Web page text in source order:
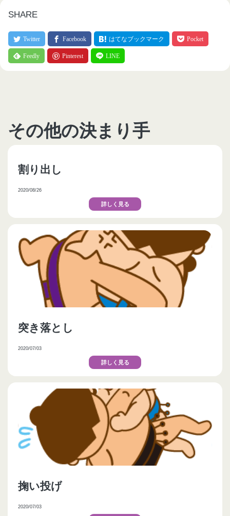
SHARE
その他の決まり手
割り出し
2020/08/26
詳しく見る
突き落とし
2020/07/03
詳しく見る
掬い投げ
2020/07/03